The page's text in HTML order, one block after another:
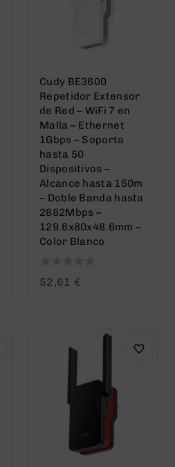
Cudy BE3600
Repetidor Extensor
de Red – WiFi 7 en
Malla – Ethernet
1Gbps – Soporta
hasta 50
Dispositivos –
Alcance hasta 150m
– Doble Banda hasta
2882Mbps –
129.6x80x48.6mm –
Color Blanco
0
52,61 €